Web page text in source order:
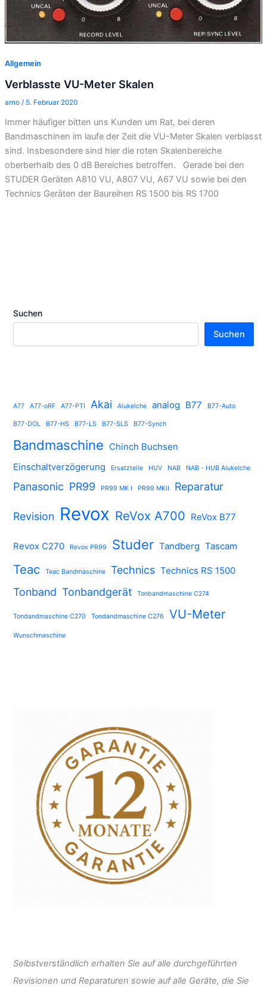
Allgemein
Verblasste VU-Meter Skalen
arno / 5. Februar 2020
Immer häufiger bitten uns Kunden um Rat, bei deren
Bandmaschinen im laufe der Zeit die VU-Meter Skalen verblasst
sind. Insbesondere sind hier die roten Skalenbereiche
oberberhalb des 0 dB Bereiches betroffen. Gerade bei den
STUDER Geräten A810 VU, A807 VU, A67 VU sowie bei den
Technics Geräten der Baureihen RS 1500 bis RS 1700
Suchen
Suchen
A77 A77-oRF A77-PTI Akai Alukelche analog B77 B77-Auto
B77-DOL B77-HS B77-LS B77-SLS B77-Synch
Bandmaschine Chinch Buchsen
Einschaltverzögerung
Ersatzteile HUV NAB NAB - HUB Alukelche
Panasonic PR99 PR99 MK I PR99 MKII Reparatur
Revision Revox ReVox A700 ReVox B77
Revox C270 Revox PR99 Studer Tandberg Tascam
Teac Teac Bandmaschine Technics Technics RS 1500
Tonband Tonbandgerät Tonbandmaschine C274
Tondandmaschine C270 Tondandmaschine C276 VU-Meter
Wunschmaschine
Selbstverständlich erhalten Sie auf alle durchgeführten
Revisionen und Reparaturen sowie auf alle Geräte, die Sie